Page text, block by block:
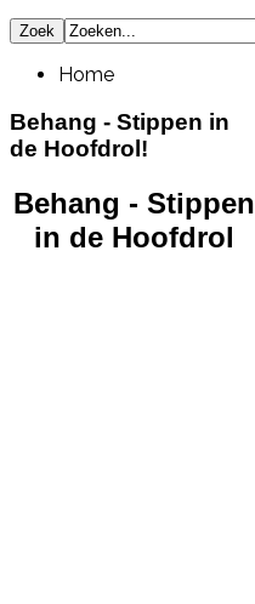
Home
Behang - Stippen in
de Hoofdrol!
Behang - Stippen
in de Hoofdrol